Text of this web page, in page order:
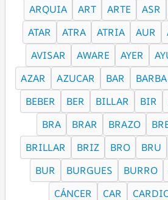
ARQUIA
ART ARTE ASR
ATAR
ATRA ATRIA AUR
AVISAR
AWARE AYER
AZAR
AZUCAR BAR BARBA
BEBER
BER BILLAR BIR
BRA
BRAR BRAZO
BRILLAR
BRIZ BRO BRU
BUR
BURGUES BURRO
CÁNCER
CAR